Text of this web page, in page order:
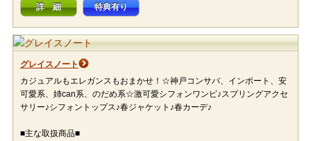
詳 細 特典有り
グレイスノート
カジュアルもエレガンスもおまかせ！☆神戸コンサバ、インポート、安
可愛系、姉can系、のだめ系☆激可愛シフォンワンピ♪スプリングアクセ
サリー♪シフォントップス♪春ジャケット♪春カーデ♪
■主な取扱商品■